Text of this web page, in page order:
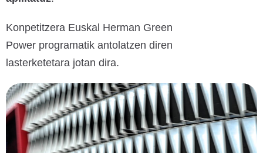
Konpetitzera Euskal Herman Green
Power programatik antolatzen diren
lasterketetara jotan dira.